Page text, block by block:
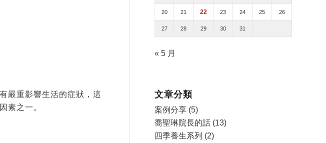
嚴重影響生活的症狀，這
素之一。
20 21 22 23 24 25 26
27 28 29 30 31
« 5 月
文章分類
案例分享 (5)
喬聖琳院長的話 (13)
四季養生系列 (2)